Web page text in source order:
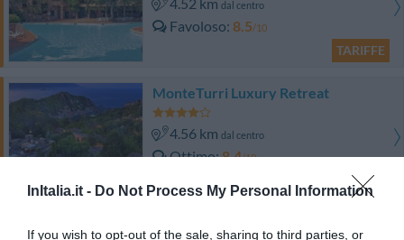
InItalia.it - Do Not Process My Personal Information
If you wish to opt-out of the sale, sharing to third parties, or
dal centro
Favoloso 8.5/10
TARIFFE
MonteTurri Luxury Retreat
4.56 km dal centro
Ottimo 8.4/10
TARIFFE